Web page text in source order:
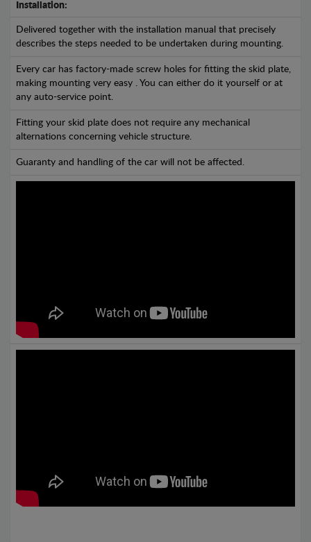
Installation:
Delivered together with the installation manual that precisely
describes the steps needed to be undertaken during mounting.
Every car has factory-made screw holes for fitting the skid plate,
making mounting very easy . You can either do it yourself or at
any auto-service point.
Fitting your skid plate does not require any mechanical
alternations concerning vehicle structure.
Guaranty and handling of the car will not be affected.